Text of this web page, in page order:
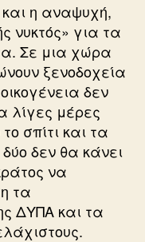
η αναψυχή,
νυκτός» για τα
Σε μια χώρα
ξενοδοχεία
δεν
λίγες μέρες
σπίτι και τα
δεν θα κάνει
να
τα
ΔΥΠΑ και τα